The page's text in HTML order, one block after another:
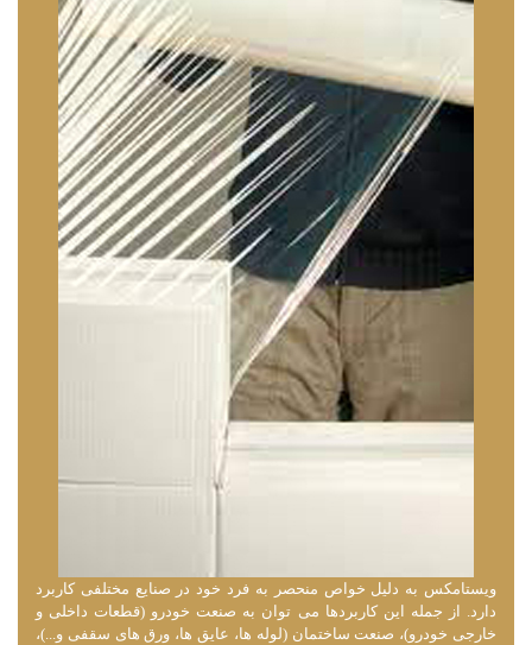
ویستامکس به دلیل خواص منحصر به فرد خود در صنایع مختلفی کاربرد
دارد. از جمله این کاربردها می‌ توان به صنعت خودرو (قطعات داخلی و
خارجی خودرو)، صنعت ساختمان (لوله ‌ها، عایق ‌ها، ورق ‌های سقفی و...)،